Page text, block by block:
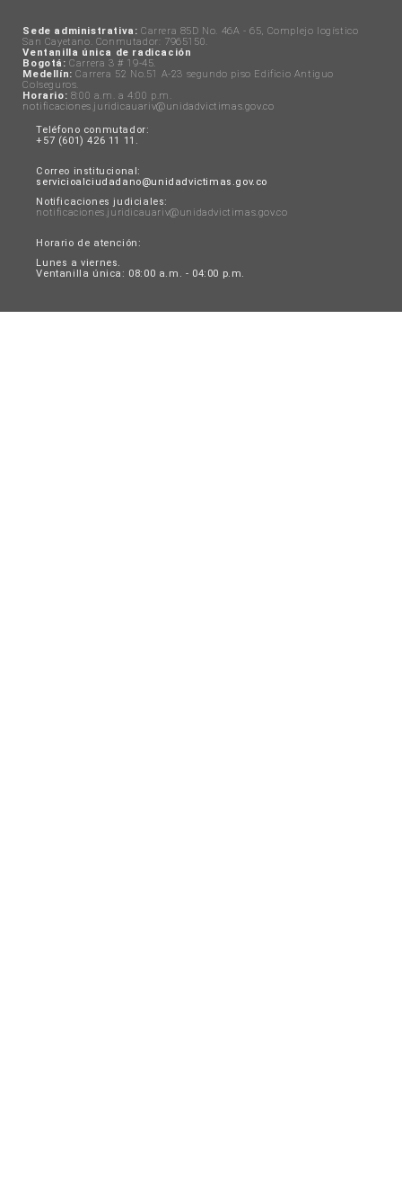
Sede administrativa: Carrera 85D No. 46A - 65, Complejo logístico
San Cayetano. Conmutador: 7965150.
Ventanilla única de radicación
Bogotá: Carrera 3 # 19-45.
Medellín: Carrera 52 No.51 A-23 segundo piso Edificio Antiguo
Colseguros.
Horario: 8:00 a.m. a 4:00 p.m.
notificaciones.juridicauariv@unidadvictimas.gov.co
Teléfono conmutador:
+57 (601) 426 11 11.
Correo institucional:
servicioalciudadano@unidadvictimas.gov.co
Notificaciones judiciales:
notificaciones.juridicauariv@unidadvictimas.gov.co
Horario de atención:
Lunes a viernes.
Ventanilla única: 08:00 a.m. - 04:00 p.m.